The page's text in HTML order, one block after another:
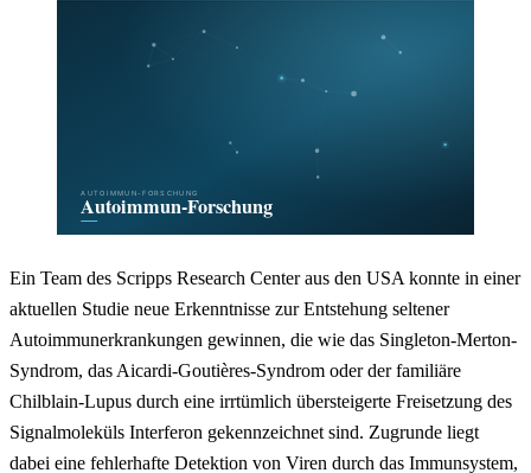
Ein Team des Scripps Research Center aus den USA konnte in einer
aktuellen Studie neue Erkenntnisse zur Entstehung seltener
Autoimmunerkrankungen gewinnen, die wie das Singleton-Merton-
Syndrom, das Aicardi-Goutières-Syndrom oder der familiäre
Chilblain-Lupus durch eine irrtümlich übersteigerte Freisetzung des
Signalmoleküls Interferon gekennzeichnet sind. Zugrunde liegt
dabei eine fehlerhafte Detektion von Viren durch das Immunsystem,